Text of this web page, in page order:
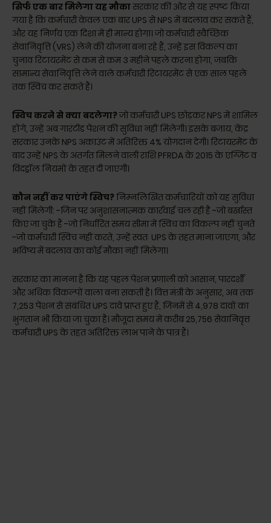
सिर्फ एक बार मिलेगा यह मौकासरकार की ओर से यह स्पष्ट किया
गया है कि कर्मचारी केवल एक बार UPS से NPS में बदलाव कर सकते हैं,
और यह निर्णय एक दिशा में ही मान्य होगा। जो कर्मचारी स्वैच्छिक
सेवानिवृत्ति (VRS) लेने की योजना बना रहे हैं, उन्हें इस विकल्प का
चुनाव रिटायरमेंट से कम से कम 3 महीने पहले करना होगा, जबकि
सामान्य सेवानिवृत्ति लेने वाले कर्मचारी रिटायरमेंट से एक साल पहले
तक स्विच कर सकते हैं।
स्विच करने से क्या बदलेगा?जो कर्मचारी UPS छोड़कर NPS में शामिल
होंगे, उन्हें अब गारंटीड पेंशन की सुविधा नहीं मिलेगी। इसके बजाय, केंद्र
सरकार उनके NPS अकाउंट में अतिरिक्त 4% योगदान देगी। रिटायरमेंट के
बाद उन्हें NPS के अंतर्गत मिलने वाली राशि PFRDA के 2015 के एग्जिट व
विदड्रॉल नियमों के तहत दी जाएगी।
कौन नहीं कर पाएंगे स्विच? निम्नलिखित कर्मचारियों को यह सुविधा
नहीं मिलेगी: -जिन पर अनुशासनात्मक कार्रवाई चल रही है -जो बर्खास्त
किए जा चुके हैं -जो निर्धारित समय सीमा में स्विच का विकल्प नहीं चुनते
-जो कर्मचारी स्विच नहीं करते, उन्हें स्वतः UPS के तहत माना जाएगा, और
भविष्य में बदलाव का कोई मौका नहीं मिलेगा।
सरकार का मानना है कि यह पहल पेंशन प्रणाली को आसान, पारदर्शी
और अधिक विकल्पों वाला बना सकती है। वित्त मंत्री के अनुसार, अब तक
7,253 पेंशन से संबंधित UPS दावे प्राप्त हुए हैं, जिनमें से 4,978 दावों का
भुगतान भी किया जा चुका है। मौजूदा समय में करीब 25,756 सेवानिवृत्त
कर्मचारी UPS के तहत अतिरिक्त लाभ पाने के पात्र हैं।